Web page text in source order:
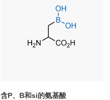
含P、B和si的氨基酸